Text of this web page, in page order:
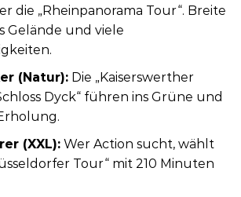
die „Rheinpanorama Tour“. Breite
Gelände und viele
(Natur):Die „Kaiserswerther
Dyck“ führen ins Grüne und
(XXL):Wer Action sucht, wählt
Tour“ mit 210 Minuten